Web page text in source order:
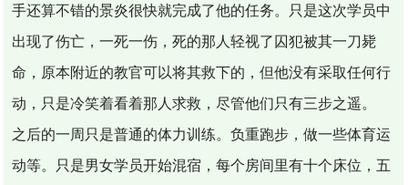
手还算不错的景炎很快就完成了他的任务。只是这次学员中
出现了伤亡，一死一伤，死的那人轻视了囚犯被其一刀毙
命，原本附近的教官可以将其救下的，但他没有采取任何行
动，只是冷笑着看着那人求救，尽管他们只有三步之遥。
之后的一周只是普通的体力训练。负重跑步，做一些体育运
动等。只是男女学员开始混宿，每个房间里有十个床位，五